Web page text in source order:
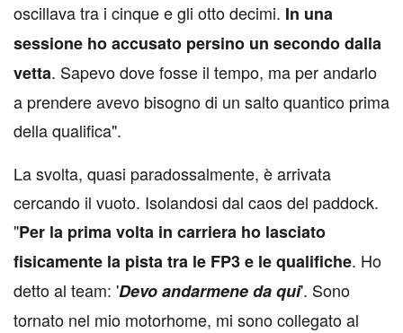
oscillava tra i cinque e gli otto decimi. In una
sessione ho accusato persino un secondo dalla
vetta. Sapevo dove fosse il tempo, ma per andarlo
a prendere avevo bisogno di un salto quantico prima
della qualifica".
La svolta, quasi paradossalmente, è arrivata
cercando il vuoto. Isolandosi dal caos del paddock.
"Per la prima volta in carriera ho lasciato
fisicamente la pista tra le FP3 e le qualifiche. Ho
detto al team: 'Devo andarmene da qui'. Sono
tornato nel mio motorhome, mi sono collegato al